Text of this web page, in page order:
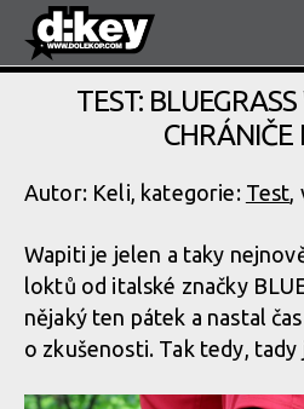
TEST:
CHRÁNIČE
Autor: Keli, kategorie: Test,
Wapiti je jelen a taky
loktů od italské značky
nějaký ten pátek a nastal
o zkušenosti. Tak tedy, tady